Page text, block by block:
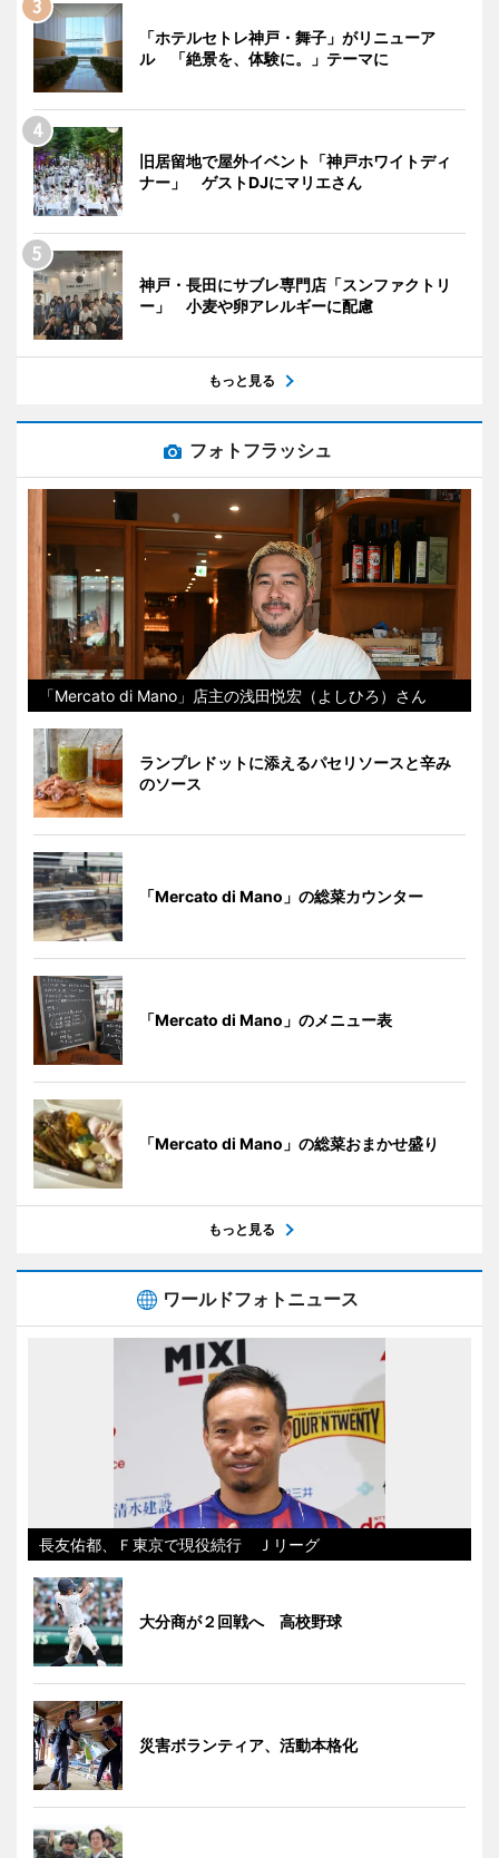
「ホテルセトレ神戸・舞子」がリニューア
ル 「絶景を、体験に。」テーマに
旧居留地で屋外イベント「神戸ホワイトディ
ナー」 ゲストDJにマリエさん
神戸・長田にサブレ専門店「スンファクトリ
ー」 小麦や卵アレルギーに配慮
もっと見る
フォトフラッシュ
「Mercato di Mano」店主の浅田悦宏（よしひろ）さん
ランプレドットに添えるパセリソースと辛み
のソース
「Mercato di Mano」の総菜カウンター
「Mercato di Mano」のメニュー表
「Mercato di Mano」の総菜おまかせ盛り
もっと見る
ワールドフォトニュース
長友佑都、Ｆ東京で現役続行 Ｊリーグ
大分商が２回戦へ 高校野球
災害ボランティア、活動本格化